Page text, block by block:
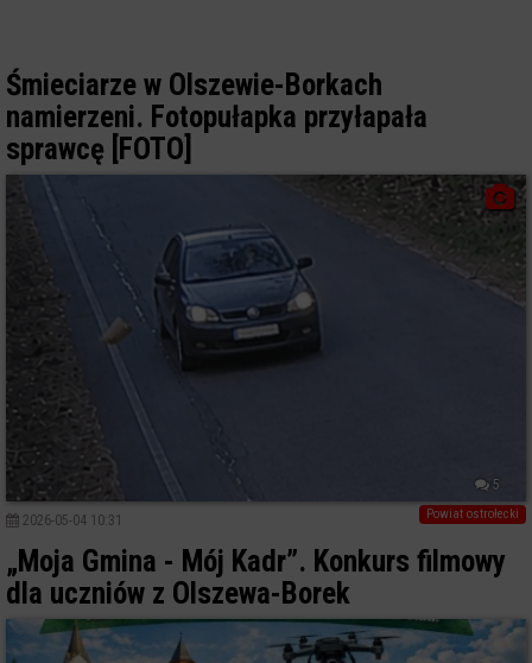
Śmieciarze w Olszewie-Borkach
namierzeni. Fotopułapka przyłapała
sprawcę [FOTO]
5
Powiat ostrołecki
2026-05-04 10:31
„Moja Gmina - Mój Kadr”. Konkurs filmowy
dla uczniów z Olszewa-Borek